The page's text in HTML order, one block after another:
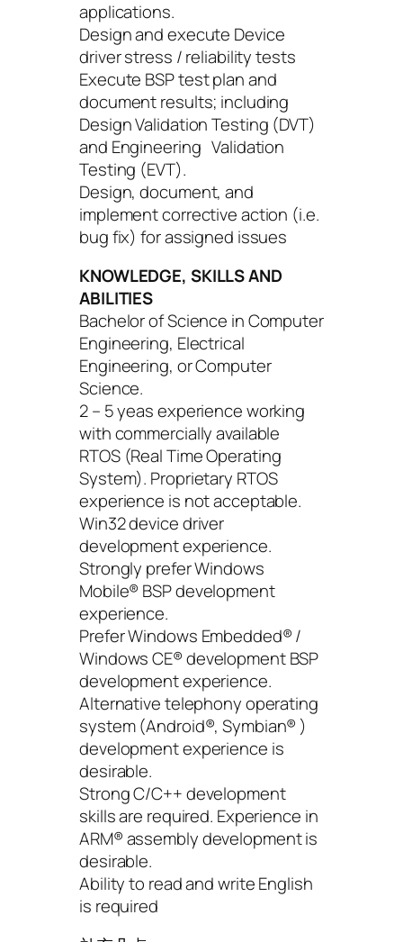
applications.
Design and execute Device
driver stress / reliability tests
Execute BSP test plan and
document results; including
Design Validation Testing (DVT)
and Engineering Validation
Testing (EVT).
Design, document, and
implement corrective action (i.e.
bug fix) for assigned issues
KNOWLEDGE, SKILLS AND
ABILITIES
Bachelor of Science in Computer
Engineering, Electrical
Engineering, or Computer
Science.
2 – 5 yeas experience working
with commercially available
RTOS (Real Time Operating
System). Proprietary RTOS
experience is not acceptable.
Win32 device driver
development experience.
Strongly prefer Windows
Mobile® BSP development
experience.
Prefer Windows Embedded® /
Windows CE® development BSP
development experience.
Alternative telephony operating
system (Android®, Symbian® )
development experience is
desirable.
Strong C/C++ development
skills are required. Experience in
ARM® assembly development is
desirable.
Ability to read and write English
is required